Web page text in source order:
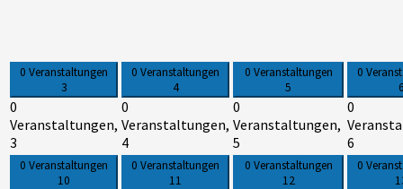
0 Veranstaltungen
3
0
Veranstaltungen,
3
0 Veranstaltungen
4
0
Veranstaltungen,
4
0 Veranstaltungen
5
0
Veranstaltungen,
5
0
0
6
0 Veranstaltungen
10
0 Veranstaltungen
11
0 Veranstaltungen
12
0